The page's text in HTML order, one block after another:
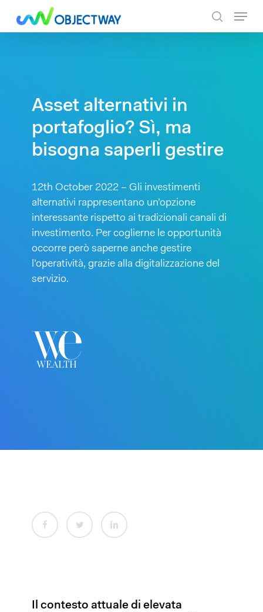
Asset alternativi in
portafoglio? Sì, ma
bisogna saperli gestire
12th October 2022 – Gli investimenti
alternativi rappresentano un’opzione
interessante rispetto ai tradizionali canali di
investimento. Per coglierne le opportunità
occorre però saperne anche gestire
l’operatività, grazie alla digitalizzazione del
servizio.
Il contesto attuale di elevata